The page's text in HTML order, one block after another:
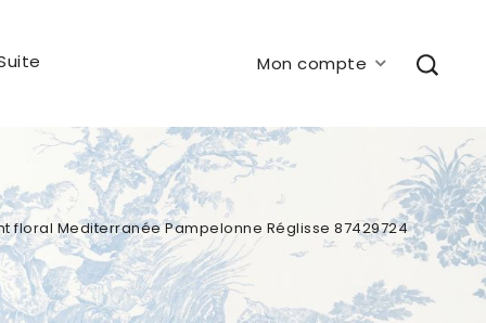
Mon compte
floral Mediterranée Pampelonne Réglisse 87429724